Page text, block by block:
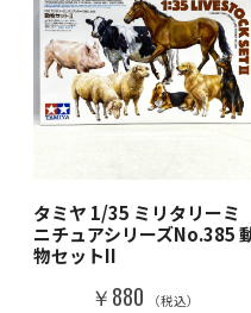
タミヤ 1/35 ミリタリーミ
ニチュアシリーズNo.385
物セットII
￥880 （税込）